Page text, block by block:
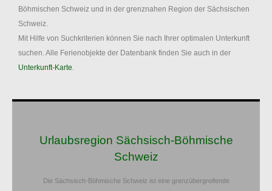
Böhmischen Schweiz und in der grenznahen Region der Sächsischen
Schweiz.
Mit Hilfe von Suchkriterien können Sie nach Ihrer optimalen Unterkunft
suchen. Alle Ferienobjekte der Datenbank finden Sie auch in der
Unterkunft-Karte.
Urlaubsregion Sächsisch-Böhmische
Schweiz
Die Sächsisch-Böhmische Schweiz ist eine grenzübergreifende